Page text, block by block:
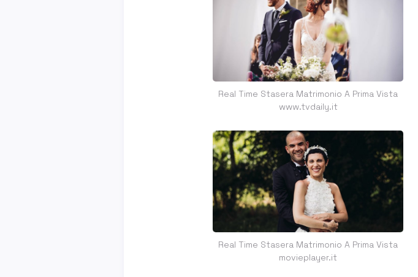
Real Time Stasera Matrimonio A Prima Vista
www.tvdaily.it
Real Time Stasera Matrimonio A Prima Vista
movieplayer.it